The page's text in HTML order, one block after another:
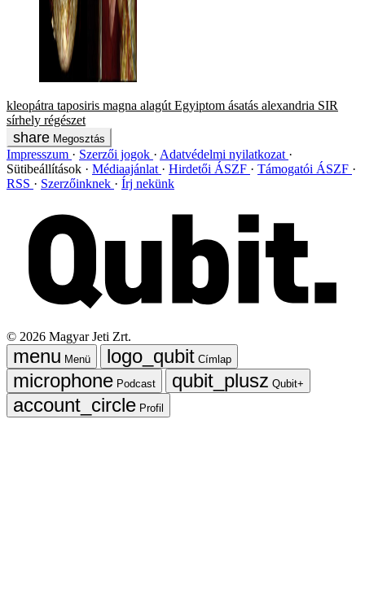
kleopátra taposiris magna alagút Egyiptom ásatás alexandria SIR
sírhely régészet
Megosztás
Impresszum Szerzői jogok
Adatvédelmi nyilatkozat
Sütibeállítások
Médiaajánlat Hirdetői ÁSZF
Támogatói ÁSZF
RSS
Szerzőinknek Írj nekünk
© 2026 Magyar Jeti Zrt.
Menü
Címlap
Podcast
Qubit+
Profil